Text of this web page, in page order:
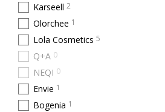
Karseell 2
Olorchee 1
Lola Cosmetics 5
Q+A 0
NEQI 0
Envie 1
Bogenia 1